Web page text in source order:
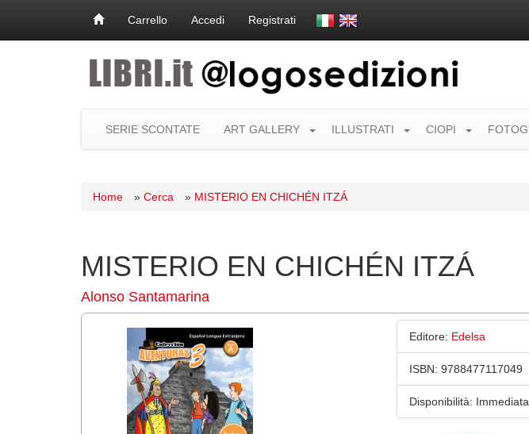
Carrello Accedi Registrati
SERIE SCONTATE ART GALLERY ILLUSTRATI CIOPI
Home » Cerca » MISTERIO EN CHICHÉN ITZÁ
MISTERIO EN CHICHÉN ITZÁ
Alonso Santamarina
Editore: Edelsa
ISBN: 9788477117049
Disponibilità: Immediata